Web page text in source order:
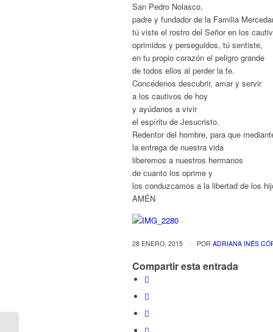
San Pedro Nolasco,
padre y fundador de la Familia
tú viste el rostro del Señor en los
oprimidos y perseguidos, tú sentiste,
en tu propio corazón el peligro grande
de todos ellos al perder la fe.
Concédenos descubrir, amar y servir
a los cautivos de hoy
y ayúdanos a vivir
el espíritu de Jesucristo.
Redentor del hombre, para que
la entrega de nuestra vida
liberemos a nuestros hermanos
de cuanto los oprime y
los conduzcamos a la libertad de los
AMÉN
28 ENERO, 2015 / POR ADRIANA INÉS
Compartir esta entrada